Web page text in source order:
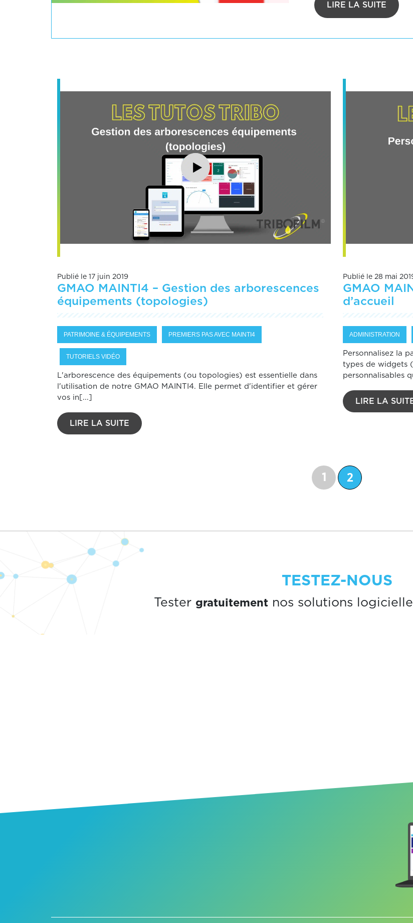
LIRE LA SUITE
Publié le 17 juin 2019
GMAO MAINTI4 – Gestion des arborescences
équipements (topologies)
PATRIMOINE & ÉQUIPEMENTS PREMIERS PAS AVEC MAINTI4
TUTORIELS VIDÉO
L'arborescence des équipements (ou topologies) est essentielle dans
l'utilisation de notre GMAO MAINTI4. Elle permet d'identifier et gérer
vos in[...]
LIRE LA SUITE
Publié le 28 mai
GMAO
d’accueil
ADMINISTRATION
Personnalisez la
types de widgets
personnalisables
LIRE LA
1 2
TESTEZ-NOUS
Tester gratuitement nos solutions